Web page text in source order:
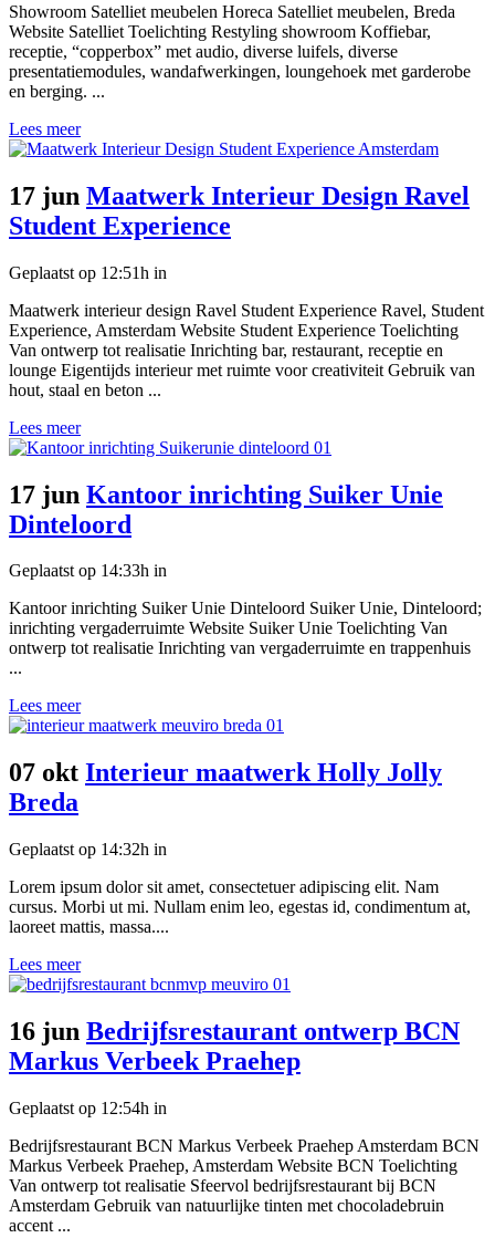
Showroom Satelliet meubelen Horeca Satelliet meubelen, Breda
Website Satelliet Toelichting Restyling showroom Koffiebar,
receptie, “copperbox” met audio, diverse luifels, diverse
presentatiemodules, wandafwerkingen, loungehoek met garderobe
en berging. ...
Lees meer
17 jun Maatwerk Interieur Design Ravel
Student Experience
Geplaatst op 12:51h in
Maatwerk interieur design Ravel Student Experience Ravel, Student
Experience, Amsterdam Website Student Experience Toelichting
Van ontwerp tot realisatie Inrichting bar, restaurant, receptie en
lounge Eigentijds interieur met ruimte voor creativiteit Gebruik van
hout, staal en beton ...
Lees meer
17 jun Kantoor inrichting Suiker Unie
Dinteloord
Geplaatst op 14:33h in
Kantoor inrichting Suiker Unie Dinteloord Suiker Unie, Dinteloord;
inrichting vergaderruimte Website Suiker Unie Toelichting Van
ontwerp tot realisatie Inrichting van vergaderruimte en trappenhuis
...
Lees meer
07 okt Interieur maatwerk Holly Jolly
Breda
Geplaatst op 14:32h in
Lorem ipsum dolor sit amet, consectetuer adipiscing elit. Nam
cursus. Morbi ut mi. Nullam enim leo, egestas id, condimentum at,
laoreet mattis, massa....
Lees meer
16 jun Bedrijfsrestaurant ontwerp BCN
Markus Verbeek Praehep
Geplaatst op 12:54h in
Bedrijfsrestaurant BCN Markus Verbeek Praehep Amsterdam BCN
Markus Verbeek Praehep, Amsterdam Website BCN Toelichting
Van ontwerp tot realisatie Sfeervol bedrijfsrestaurant bij BCN
Amsterdam Gebruik van natuurlijke tinten met chocoladebruin
accent ...